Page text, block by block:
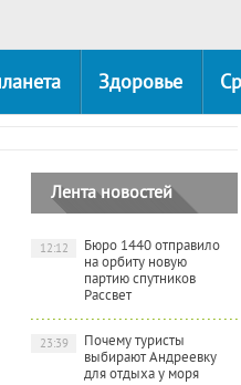
Здоровье
Лента новостей
Бюро 1440 отправило
на орбиту новую
партию спутников
Рассвет
12:12
Почему туристы
выбирают Андреевку
для отдыха у моря
23:39